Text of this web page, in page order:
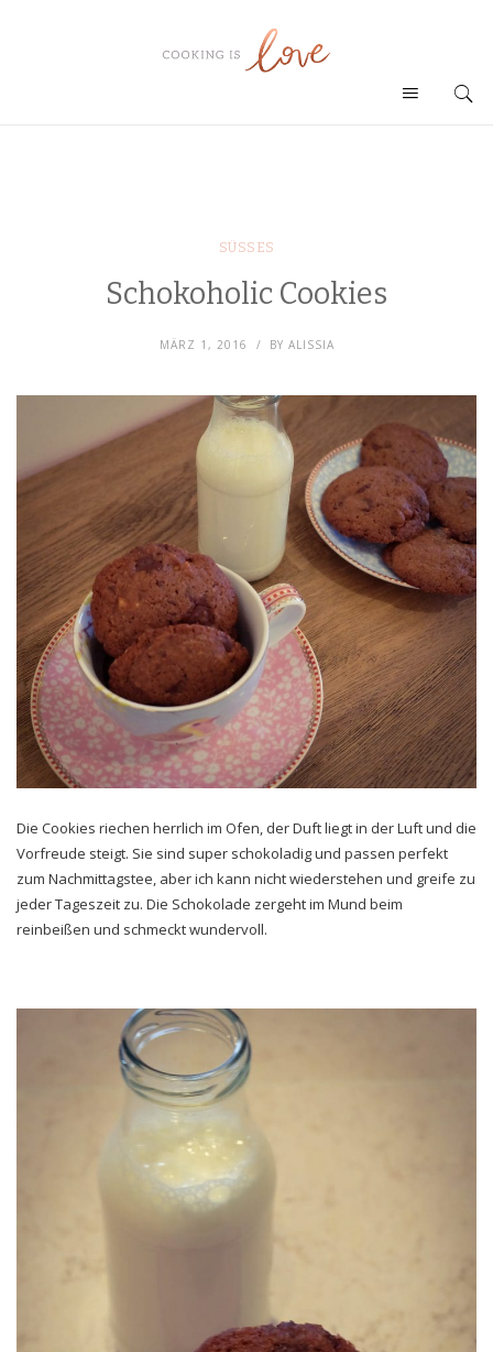
SÜSSES
Schokoholic Cookies
MÄRZ 1, 2016 BY ALISSIA
Die Cookies riechen herrlich im Ofen, der Duft liegt in der Luft und die
Vorfreude steigt. Sie sind super schokoladig und passen perfekt
zum Nachmittagstee, aber ich kann nicht wiederstehen und greife zu
jeder Tageszeit zu. Die Schokolade zergeht im Mund beim
reinbeißen und schmeckt wundervoll.